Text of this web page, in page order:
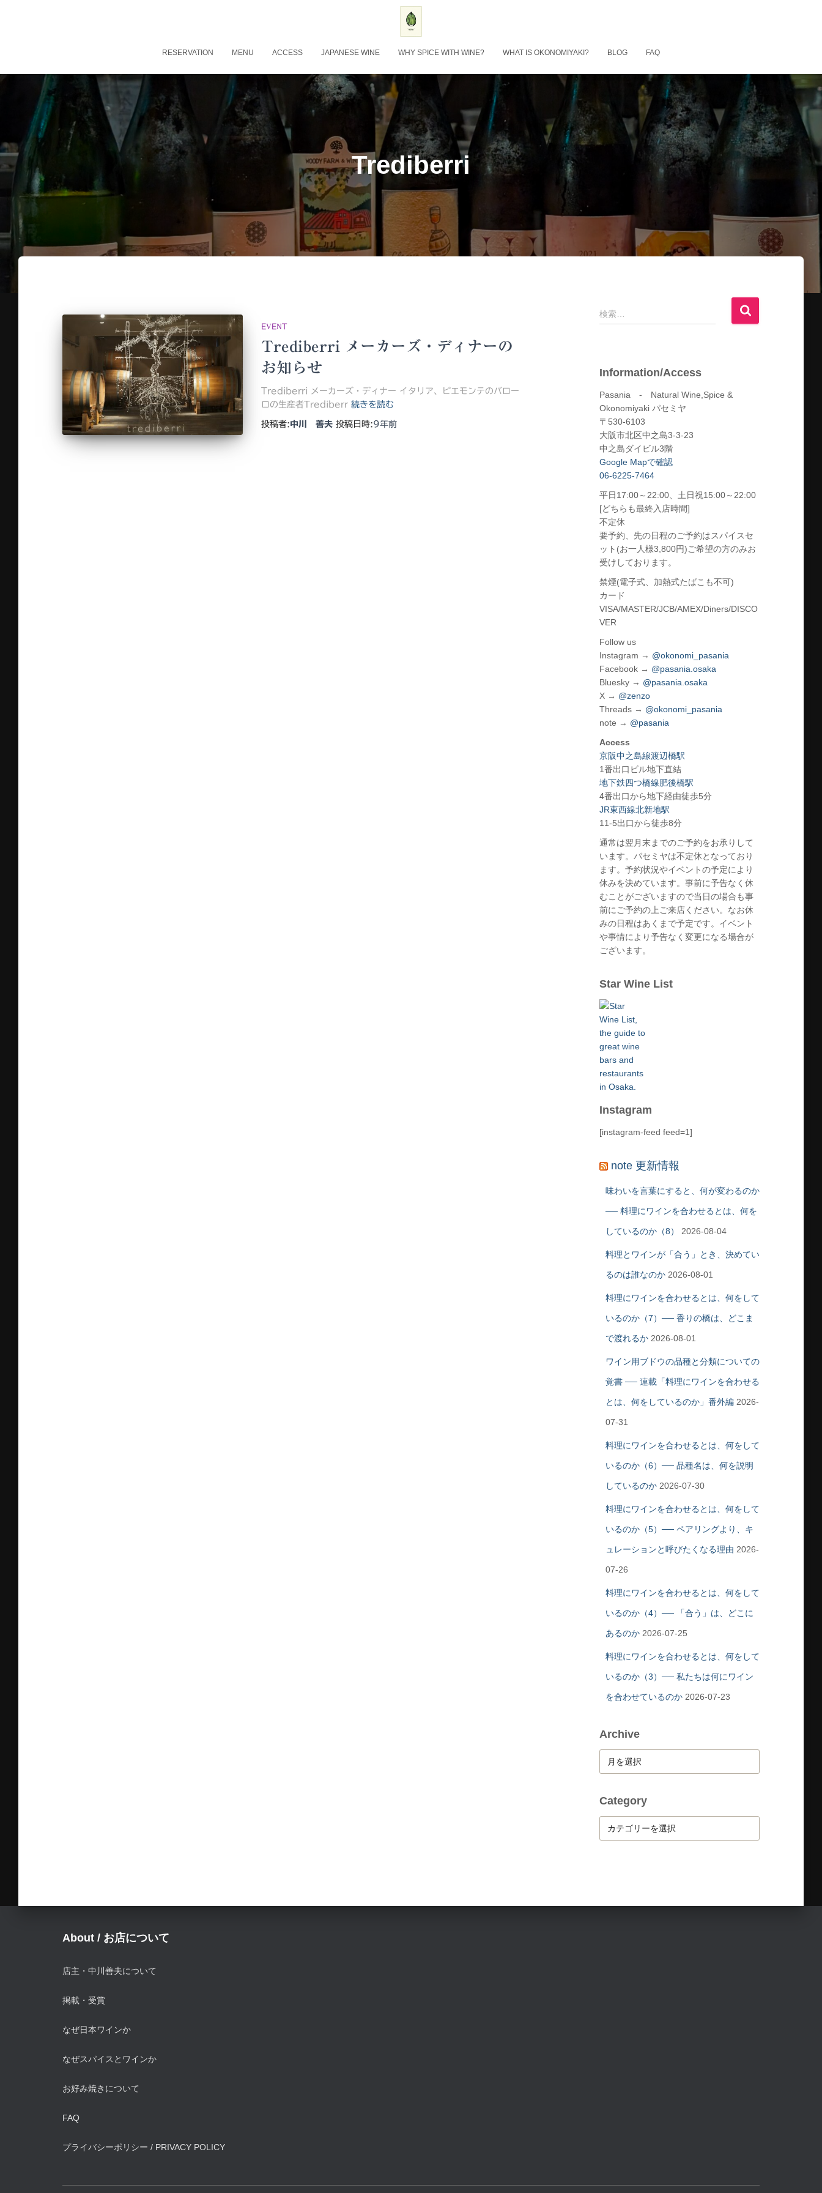
RESERVATION MENU ACCESS JAPANESE WINE WHY SPICE WITH WINE? WHAT IS OKONOMIYAKI? BLOG FAQ
Trediberri
EVENT
Trediberri メーカーズ・ディナーの
お知らせ
Trediberri メーカーズ・ディナー イタリア、ピエモンテのバロー
ロの生産者Trediberr 続きを読む
投稿者:中川 善夫 投稿日時:9年前
検
索
検索…
Information/Access
Pasania - Natural Wine,Spice &
Okonomiyaki パセミヤ
〒530-6103
大阪市北区中之島3-3-23
中之島ダイビル3階
Google Mapで確認
06-6225-7464
平日17:00～22:00、土日祝15:00～22:00
[どちらも最終入店時間]
不定休
要予約、先の日程のご予約はスパイスセ
ット(お一人様3,800円)ご希望の方のみお
受けしております。
禁煙(電子式、加熱式たばこも不可)
カード
VISA/MASTER/JCB/AMEX/Diners/DISCO
VER
Follow us
Instagram → @okonomi_pasania
Facebook → @pasania.osaka
Bluesky → @pasania.osaka
X → @zenzo
Threads → @okonomi_pasania
note → @pasania
Access
京阪中之島線渡辺橋駅
1番出口ビル地下直結
地下鉄四つ橋線肥後橋駅
4番出口から地下経由徒歩5分
JR東西線北新地駅
11-5出口から徒歩8分
通常は翌月末までのご予約をお承りして
います。パセミヤは不定休となっており
ます。予約状況やイベントの予定により
休みを決めています。事前に予告なく休
むことがございますので当日の場合も事
前にご予約の上ご来店ください。なお休
みの日程はあくまで予定です。イベント
や事情により予告なく変更になる場合が
ございます。
Star Wine List
Instagram
[instagram-feed feed=1]
note 更新情報
味わいを言葉にすると、何が変わるのか
── 料理にワインを合わせるとは、何を
しているのか（8） 2026-08-04
料理とワインが「合う」とき、決めてい
るのは誰なのか 2026-08-01
料理にワインを合わせるとは、何をして
いるのか（7）── 香りの橋は、どこま
で渡れるか 2026-08-01
ワイン用ブドウの品種と分類についての
覚書 ── 連載「料理にワインを合わせる
とは、何をしているのか」番外編 2026-
07-31
料理にワインを合わせるとは、何をして
いるのか（6）── 品種名は、何を説明
しているのか 2026-07-30
料理にワインを合わせるとは、何をして
いるのか（5）── ペアリングより、キ
ュレーションと呼びたくなる理由 2026-
07-26
料理にワインを合わせるとは、何をして
いるのか（4）── 「合う」は、どこに
あるのか 2026-07-25
料理にワインを合わせるとは、何をして
いるのか（3）── 私たちは何にワイン
を合わせているのか 2026-07-23
Archive
h
Category
About / お店について
店主・中川善夫について
掲載・受賞
なぜ日本ワインか
なぜスパイスとワインか
お好み焼きについて
FAQ
プライバシーポリシー / PRIVACY POLICY